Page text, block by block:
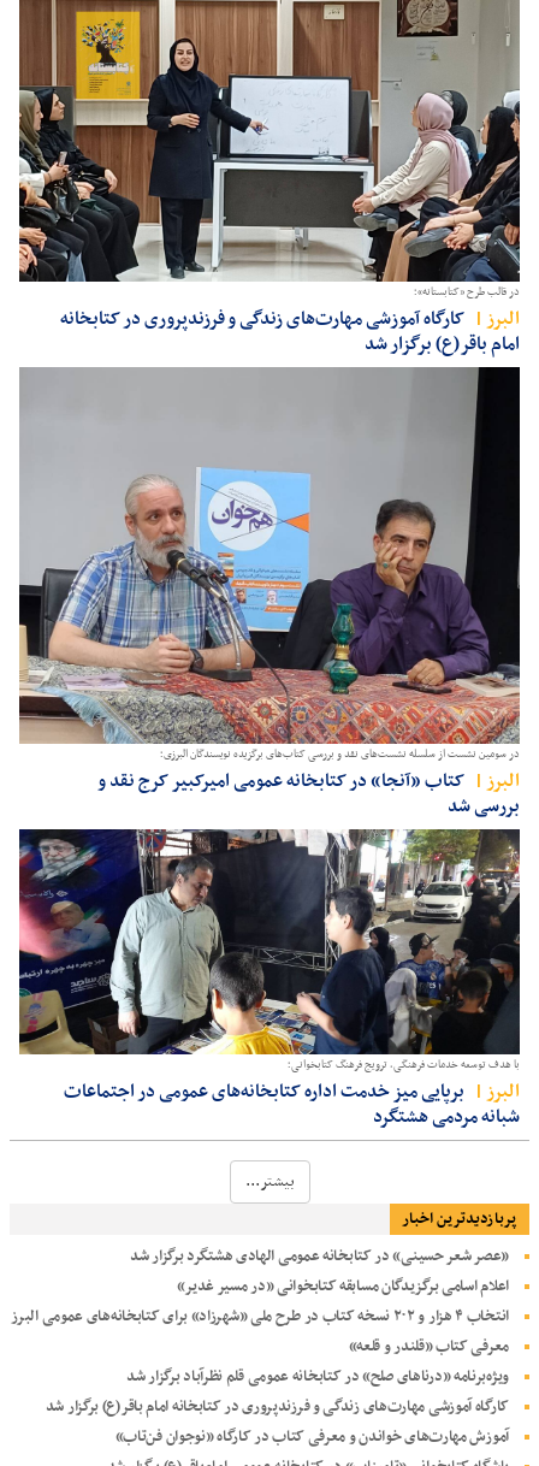
در قالب طرح «کتابستانه»؛
البرز
کارگاه آموزشی مهارت‌های زندگی و فرزندپروری در کتابخانه
امام باقر(ع) برگزار شد
در سومین نشست از سلسله نشست‌های نقد و بررسی کتاب‌های برگزیده نویسندگان البرزی؛
البرز
کتاب «آنجا» در کتابخانه عمومی امیرکبیر کرج نقد و
بررسی شد
با هدف توسعه خدمات فرهنگی، ترویج فرهنگ کتابخوانی؛
البرز
برپایی میز خدمت اداره کتابخانه‌های عمومی در اجتماعات
شبانه مردمی هشتگرد
بیشتر...
پربازدیدترین اخبار
«عصر شعر حسینی» در کتابخانه عمومی الهادی هشتگرد برگزار شد
اعلام اسامی برگزیدگان مسابقه کتابخوانی «در مسیر غدیر»
انتخاب ۴ هزار و ۲۰۲ نسخه کتاب در طرح ملی «شهرزاد» برای کتابخانه‌های عمومی البرز
معرفی کتاب «قلندر و قلعه»
ویژه‌برنامه «درناهای صلح» در کتابخانه عمومی قلم نظرآباد برگزار شد
کارگاه آموزشی مهارت‌های زندگی و فرزندپروری در کتابخانه امام باقر(ع) برگزار شد
آموزش مهارت‌های خواندن و معرفی کتاب در کارگاه «نوجوان فن‌تاب»